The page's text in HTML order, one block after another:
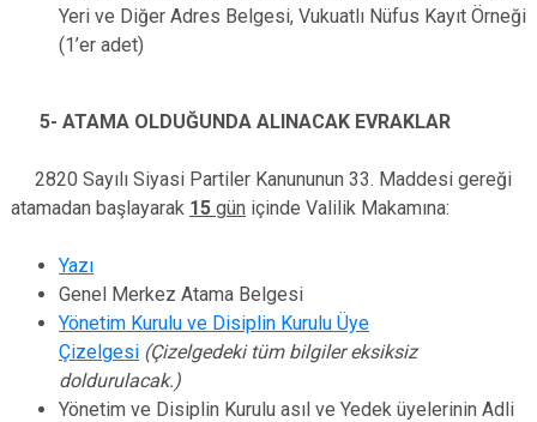
Yeri ve Diğer Adres Belgesi, Vukuatlı Nüfus Kayıt Örneği
(1’er adet)
5- ATAMA OLDUĞUNDA ALINACAK EVRAKLAR
2820 Sayılı Siyasi Partiler Kanununun 33. Maddesi gereği
atamadan başlayarak 15 gün içinde Valilik Makamına:
Yazı
Genel Merkez Atama Belgesi
Yönetim Kurulu ve Disiplin Kurulu Üye
Çizelgesi (Çizelgedeki tüm bilgiler eksiksiz
doldurulacak.)
Yönetim ve Disiplin Kurulu asıl ve Yedek üyelerinin Adli